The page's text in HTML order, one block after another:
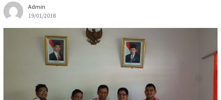
Admin
19/01/2018